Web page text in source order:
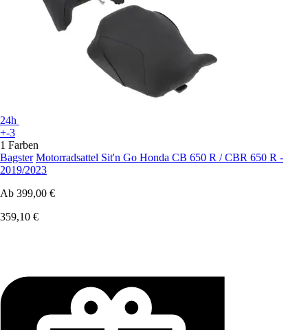
24h
+-3
1 Farben
Bagster Motorradsattel Sit'n Go Honda CB 650 R / CBR 650 R -
2019/2023
Ab 399,00 €
359,10 €